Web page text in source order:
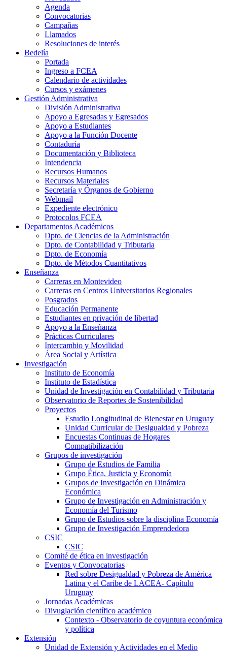
Agenda
Convocatorias
Campañas
Llamados
Resoluciones de interés
Bedelía
Portada
Ingreso a FCEA
Calendario de actividades
Cursos y exámenes
Gestión Administrativa
División Administrativa
Apoyo a Egresadas y Egresados
Apoyo a Estudiantes
Apoyo a la Función Docente
Contaduría
Documentación y Biblioteca
Intendencia
Recursos Humanos
Recursos Materiales
Secretaría y Órganos de Gobierno
Webmail
Expediente electrónico
Protocolos FCEA
Departamentos Académicos
Dpto. de Ciencias de la Administración
Dpto. de Contabilidad y Tributaria
Dpto. de Economía
Dpto. de Métodos Cuantitativos
Enseñanza
Carreras en Montevideo
Carreras en Centros Universitarios Regionales
Posgrados
Educación Permanente
Estudiantes en privación de libertad
Apoyo a la Enseñanza
Prácticas Curriculares
Intercambio y Movilidad
Área Social y Artística
Investigación
Instituto de Economía
Instituto de Estadística
Unidad de Investigación en Contabilidad y Tributaria
Observatorio de Reportes de Sostenibilidad
Proyectos
Estudio Longitudinal de Bienestar en Uruguay
Unidad Curricular de Desigualdad y Pobreza
Encuestas Continuas de Hogares
Compatibilización
Grupos de investigación
Grupo de Estudios de Familia
Grupo Ética, Justicia y Economía
Grupos de Investigación en Dinámica
Económica
Grupo de Investigación en Administración y
Economía del Turismo
Grupo de Estudios sobre la disciplina Economía
Grupo de Investigación Emprendedora
CSIC
CSIC
Comité de ética en investigación
Eventos y Convocatorias
Red sobre Desigualdad y Pobreza de América
Latina y el Caribe de LACEA- Capítulo
Uruguay
Jornadas Académicas
Divuglación científico académico
Contexto - Observatorio de coyuntura económica
y política
Extensión
Unidad de Extensión y Actividades en el Medio